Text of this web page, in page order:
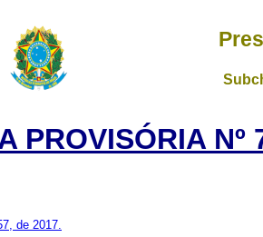
PROVISÓRIA
de 2017.